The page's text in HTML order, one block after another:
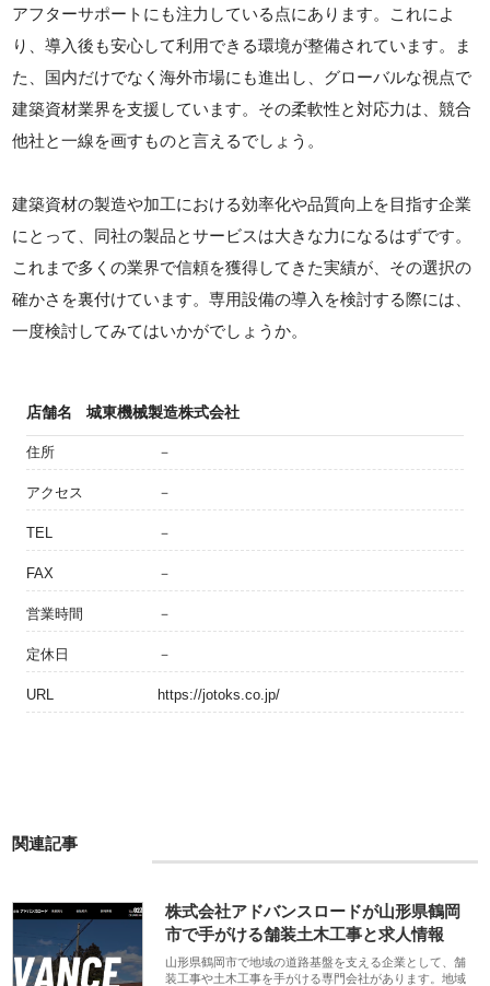
アフターサポートにも注力している点にあります。これによ
り、導入後も安心して利用できる環境が整備されています。ま
た、国内だけでなく海外市場にも進出し、グローバルな視点で
建築資材業界を支援しています。その柔軟性と対応力は、競合
他社と一線を画すものと言えるでしょう。
建築資材の製造や加工における効率化や品質向上を目指す企業
にとって、同社の製品とサービスは大きな力になるはずです。
これまで多くの業界で信頼を獲得してきた実績が、その選択の
確かさを裏付けています。専用設備の導入を検討する際には、
一度検討してみてはいかがでしょうか。
店舗名 城東機械製造株式会社
住所 －
アクセス －
TEL －
FAX －
営業時間 －
定休日 －
URL https://jotoks.co.jp/
関連記事
株式会社アドバンスロードが山形県鶴岡
市で手がける舗装土木工事と求人情報
山形県鶴岡市で地域の道路基盤を支える企業として、舗
装工事や土木工事を手がける専門会社があります。地域